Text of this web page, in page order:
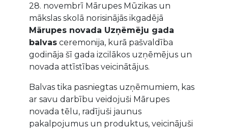
28. novembrī Mārupes Mūzikas un
mākslas skolā norisinājās ikgadējā
Mārupes novada Uzņēmēju gada
balvasceremonija, kurā pašvaldība
godināja šī gada izcilākos uzņēmējus un
novada attīstības veicinātājus.
Balvas tika pasniegtas uzņēmumiem, kas
ar savu darbību veidojuši Mārupes
novada tēlu, radījuši jaunus
pakalpojumus un produktus, veicinājuši